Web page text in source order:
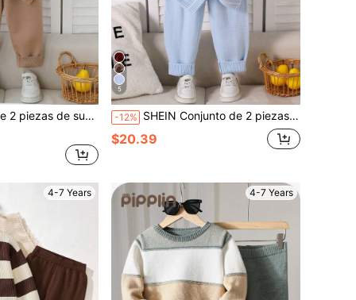
jacquard de manga larga y pantalones, suave y cómodo para uso diario, al aire libre, viajes, vacaciones, hogar, guardería
5
-12% SHEIN Conjunto de 2 piezas de suéter para niños pequeños, versátil y de moda con cuello vuelto en contraste de azul y blanco, suéter de punto con patrón de oso de dibujos animados combinado con pantalones de pierna recta con puños en azul claro, estilo casual y juguetón, grosor regular, dobladillo limpio, suave y amigable con la piel, patrón exquisito, esencial para otoño/invierno, adecuado para uso diario, hogar, salidas, escuela, actividades al aire libre y talla grande
$20.39
4-7 Years 4-7 Years